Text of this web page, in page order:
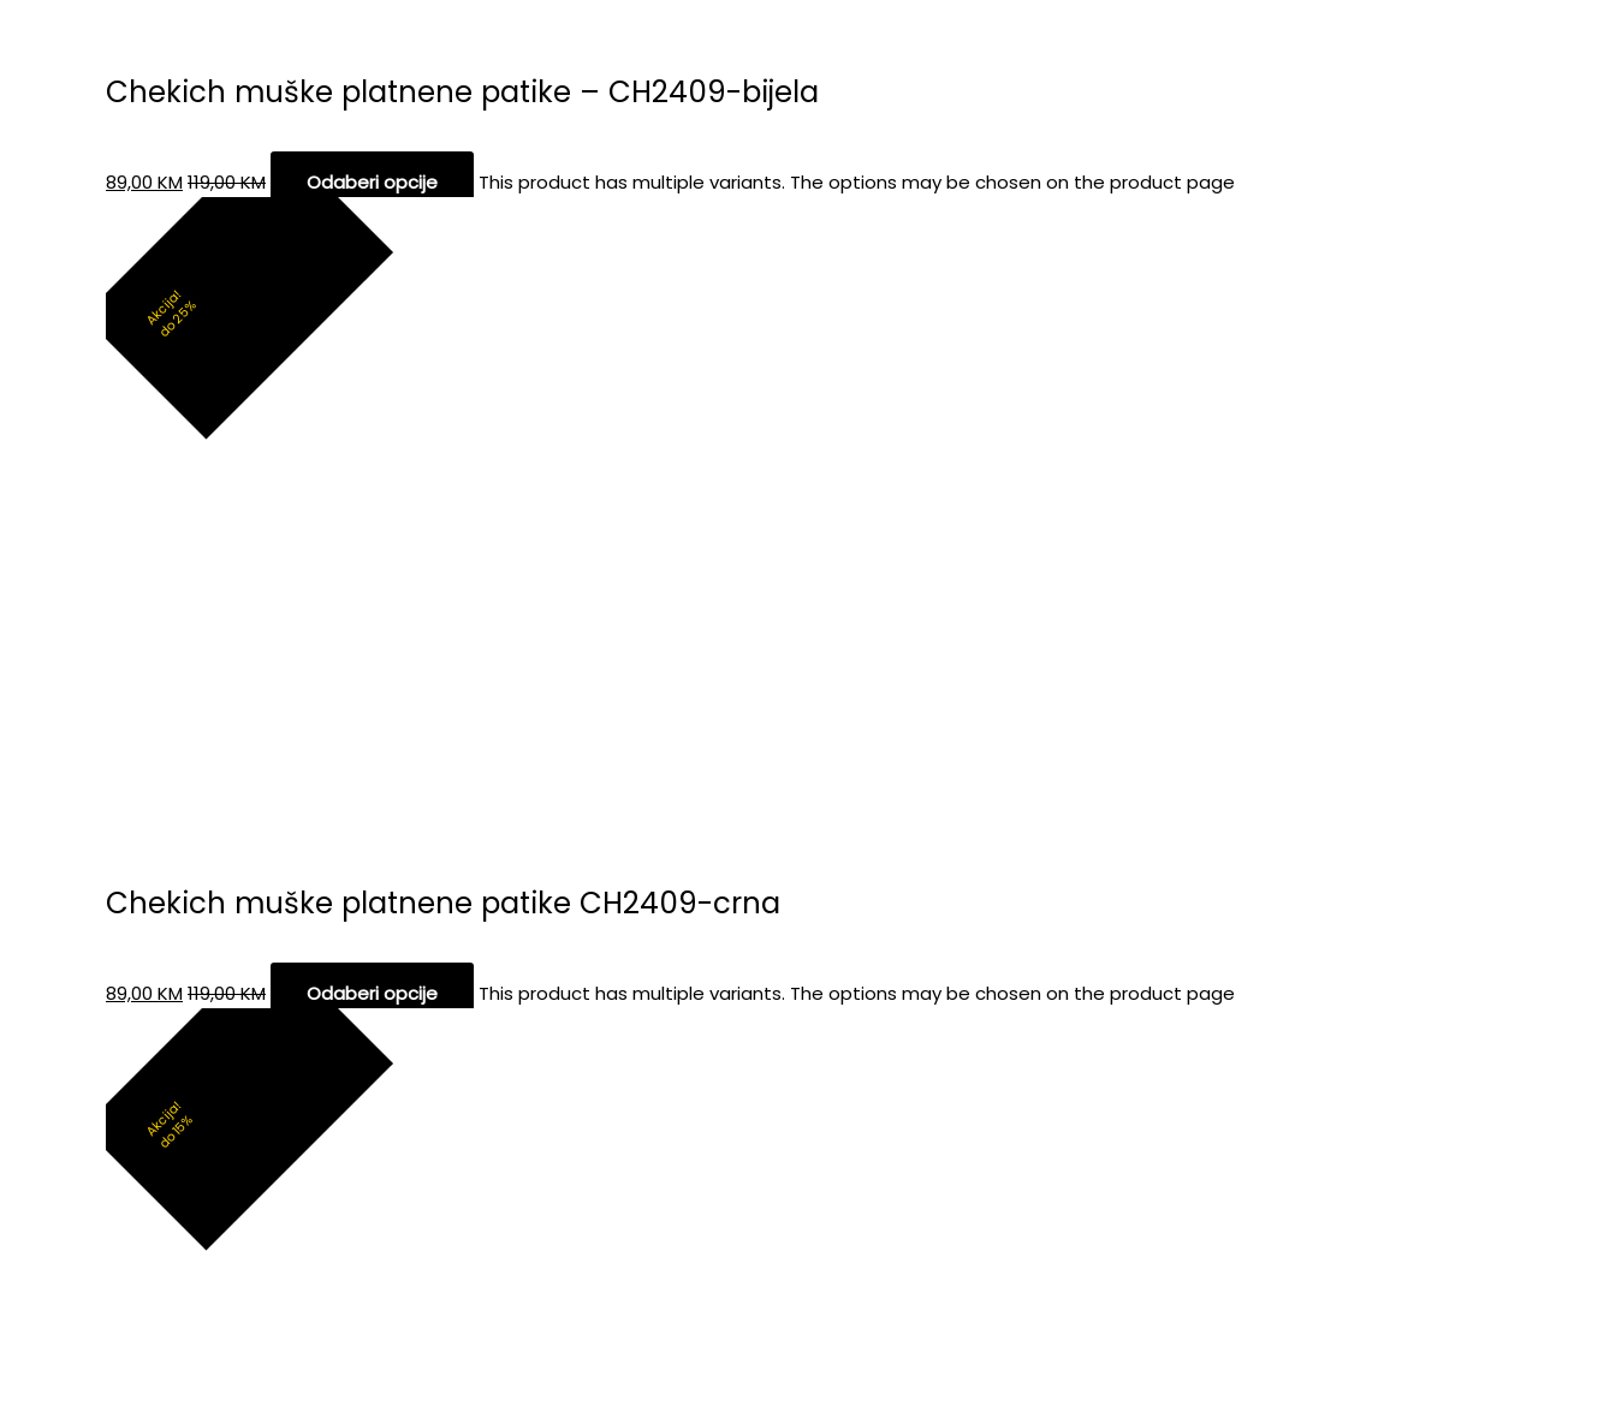
Chekich muške platnene patike – CH2409-bijela
89,00 KM119,00KM Odaberi opcije This product has multiple variants. The options may be chosen on the product page
Akcija!
do 25%
Chekich muške platnene patike CH2409-crna
89,00 KM119,00KM Odaberi opcije This product has multiple variants. The options may be chosen on the product page
Akcija!
do 15%